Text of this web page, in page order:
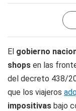
El gobierno
shops en las
del decreto 438/
que los viajeros
impositivas bajo